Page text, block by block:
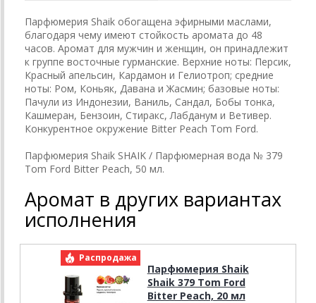
Парфюмерия Shaik обогащена эфирными маслами,
благодаря чему имеют стойкость аромата до 48
часов. Аромат для мужчин и женщин, он принадлежит
к группе восточные гурманские. Верхние ноты: Персик,
Красный апельсин, Кардамон и Гелиотроп; средние
ноты: Ром, Коньяк, Давана и Жасмин; базовые ноты:
Пачули из Индонезии, Ваниль, Сандал, Бобы тонка,
Кашмеран, Бензоин, Стиракс, Лабданум и Ветивер.
Конкурентное окружение Bitter Peach Tom Ford.
Парфюмерия Shaik SHAIK / Парфюмерная вода № 379
Tom Ford Bitter Peach, 50 мл.
Аромат в других вариантах
исполнения
Распродажа
Парфюмерия Shaik
Shaik 379 Tom Ford
Bitter Peach, 20 мл